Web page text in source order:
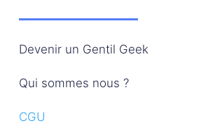
Devenir un Gentil Geek
Qui sommes nous ?
CGU